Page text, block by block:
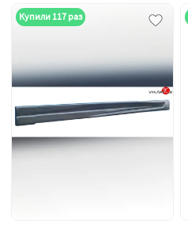
Купили 117 раз